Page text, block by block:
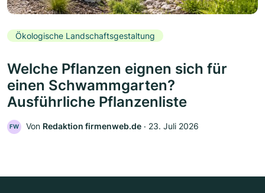
Ökologische Landschaftsgestaltung
Welche Pflanzen eignen sich für
einen Schwammgarten?
Ausführliche Pflanzenliste
FW Von Redaktion firmenweb.de ‧ 23. Juli 2026